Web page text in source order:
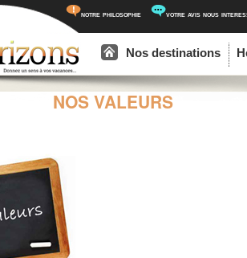
notre philosophie votre avis nous
Aller au contenu principal
Aller au contenu secondaire
Nos destinations
NOS VALEURS